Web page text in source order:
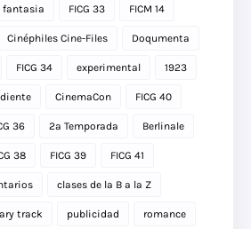
fantasia FICG 33 FICM 14
Cinéphiles Cine-Files Doqumenta
FICG 34 experimental 1923
CinemaCon FICG 40
36 2a Temporada Berlinale
38 FICG 39 FICG 41
clases de la B a la Z
track publicidad romance